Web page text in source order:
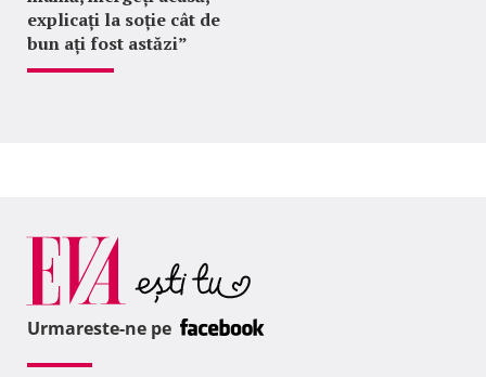
explicați la soție cât de
bun ați fost astăzi”
Urmareste-ne pe